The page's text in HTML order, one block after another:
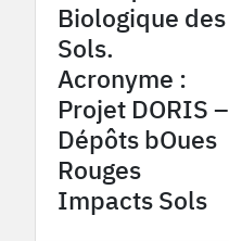
Biologique des
Sols.
Acronyme :
Projet DORIS –
Dépôts bOues
Rouges
Impacts Sols